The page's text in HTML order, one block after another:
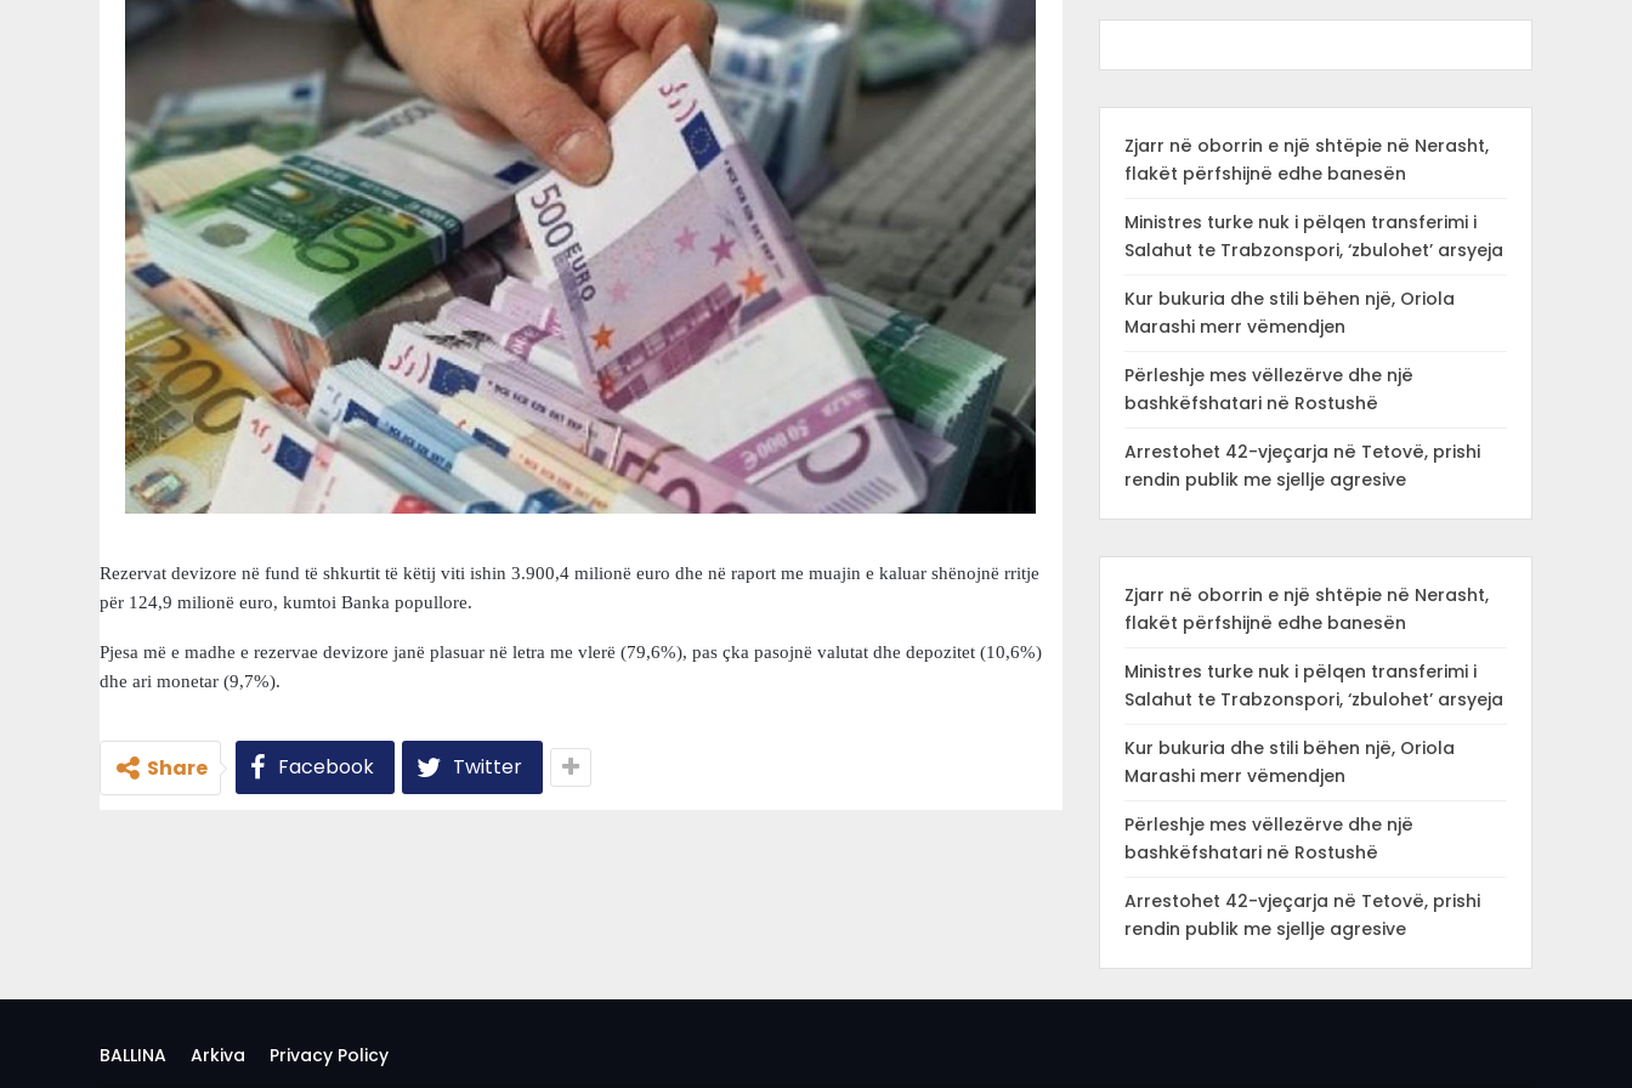
Rezervat devizore në fund të shkurtit të këtij viti ishin 3.900,4 milionë euro dhe në raport me muajin e kaluar shënojnë rritje
për 124,9 milionë euro, kumtoi Banka popullore.
Pjesa më e madhe e rezervae devizore janë plasuar në letra me vlerë (79,6%), pas çka pasojnë valutat dhe depozitet (10,6%)
dhe ari monetar (9,7%).
Share Facebook Twitter
Zjarr në oborrin e një shtëpie në Nerasht,
flakët përfshijnë edhe banesën
Ministres turke nuk i pëlqen transferimi i
Salahut te Trabzonspori, ‘zbulohet’ arsyeja
Kur bukuria dhe stili bëhen një, Oriola
Marashi merr vëmendjen
Përleshje mes vëllezërve dhe një
bashkëfshatari në Rostushë
Arrestohet 42-vjeçarja në Tetovë, prishi
rendin publik me sjellje agresive
Zjarr në oborrin e një shtëpie në Nerasht,
flakët përfshijnë edhe banesën
Ministres turke nuk i pëlqen transferimi i
Salahut te Trabzonspori, ‘zbulohet’ arsyeja
Kur bukuria dhe stili bëhen një, Oriola
Marashi merr vëmendjen
Përleshje mes vëllezërve dhe një
bashkëfshatari në Rostushë
Arrestohet 42-vjeçarja në Tetovë, prishi
rendin publik me sjellje agresive
BALLINA Arkiva Privacy Policy